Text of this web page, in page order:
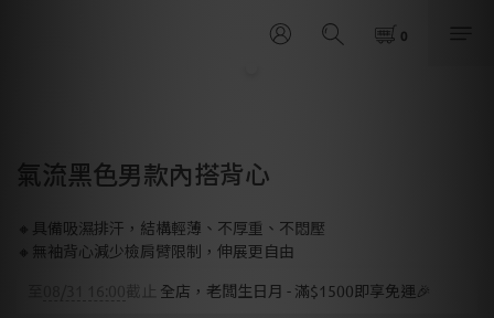
氣流黑色男款內搭背心
🔸具備吸濕排汗，結構輕薄、不厚重、不悶壓
🔸無袖背心減少檢肩臂限制，伸展更自由
截止 全店，老闆生日月 - 滿$1500即享免運🎉